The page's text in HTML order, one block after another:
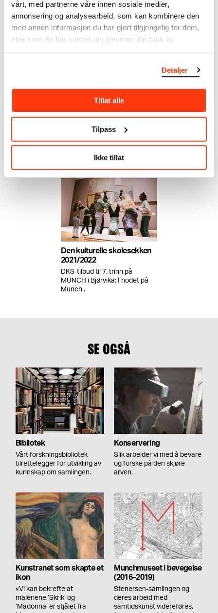
vårt, med partnerne våre innen sosiale medier,
annonsering og analysearbeid, som kan kombinere den
med annen informasjon du har gjort tilgjengelig for dem,
eller som de har samlet inn gjennom din bruk av
tjenestene deres.
Detaljer
Tillat alle
Tilpass
Ikke tillat
SE OGSÅ
Besøk med skoleklasser og
Lek, lær og bli inspirert.
Den kulturelle skolesekken
Vi tilbyr fast et opplegg til 7.
trinn gjennom Den kulturelle
Den kulturelle skolesekken
2021/2022
DKS-tilbud til 7. trinn på
MUNCH i Bjørvika: I hodet på
Munch .
SE OGSÅ
Bibliotek
Vårt forskningsbibliotek
tilrettelegger for utvikling av
kunnskap om samlingen.
Konservering
Slik arbeider vi med å bevare
og forske på den skjøre
arven.
Kunstranet som skapte et
ikon
«Vi kan bekrefte at
maleriene ’Skrik’ og
’Madonna’ er stjålet fra
Munchmuseet i bevegelse
(2016–2019)
Stenersen-samlingen og
deres arbeid med
samtidskunst videreføres,